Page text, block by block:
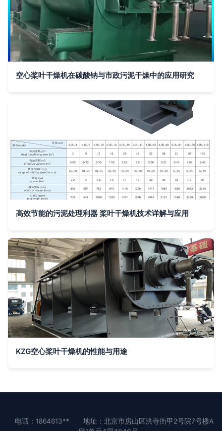
空心桨叶干燥机在碳酸钠与市政污泥干燥中的应用研究
高效节能的污泥处理利器 桨叶干燥机技术详解与应用
KZG空心桨叶干燥机的性能与用途
电话：1864613**
地址：北京市房山区洪寺街甲2号院7号楼A